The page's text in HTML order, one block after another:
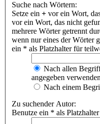
Suche nach Wörtern:
Setze ein + vor ein Wort,
vor ein Wort, das nicht
mehrere Wörter getrennt
wenn nur eines der Wörter
ein * als Platzhalter für
Nach allen
angegeben verwenden
Nach einem
Zu suchender Autor:
Benutze ein * als